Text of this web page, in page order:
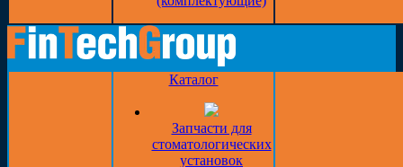
Каталог
Запчасти для
стоматологических
установок